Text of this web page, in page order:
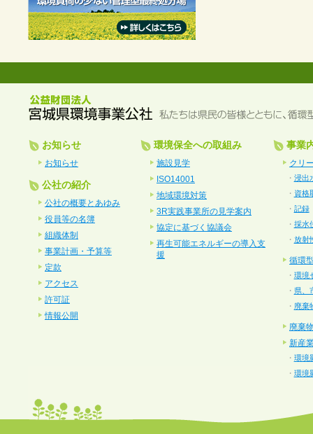
お知らせ
お知らせ
公社の紹介
公社の概要とあゆみ
役員等の名簿
組織体制
事業計画・予算等
定款
アクセス
許可証
情報公開
環境保全への取組み
施設見学
ISO14001
地域環境対策
3R実践事業所の見学案内
協定に基づく協議会
再生可能エネルギーの導入支
援
事業
クリ
・ 浸出
・ 資格
・ 記録
・ 採水
・ 放射
循環
・ 環境
・ 県、
・ 廃棄
廃棄
新産
・ 環境
・ 環境